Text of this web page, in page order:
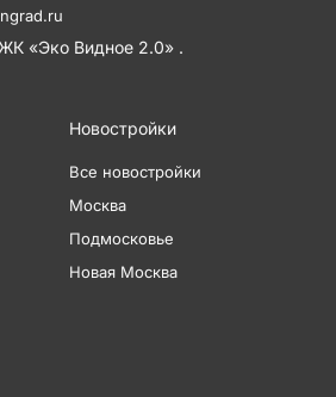
«Эко Видное 2.0» .
Новостройки
Все новостройки
Москва
Подмосковье
Новая Москва